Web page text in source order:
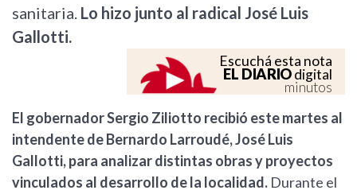
sanitaria. Lo hizo junto al radical José Luis
Gallotti.
Escuchá esta nota
EL DIARIOdigital
minutos
El gobernador Sergio Ziliotto recibió este martes al
intendente de Bernardo Larroudé, José Luis
Gallotti, para analizar distintas obras y proyectos
vinculados al desarrollo de la localidad. Durante el